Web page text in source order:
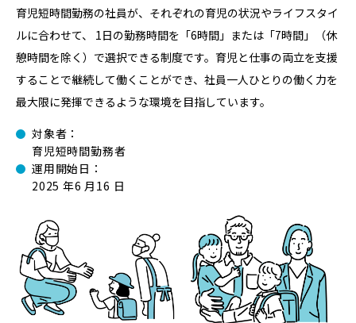
育児短時間勤務の社員が、それぞれの育児の状況やライフスタイ
ルに合わせて、 1日の勤務時間を「6時間」または「7時間」（休
憩時間を除く）で選択できる制度です。育児と仕事の両立を支援
することで継続して働くことができ、社員一人ひとりの働く力を
最大限に発揮できるような環境を目指しています。
対象者：
育児短時間勤務者
運⽤開始⽇：
2025 年6 月16 日